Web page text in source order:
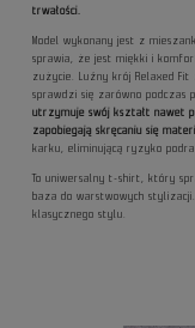
trwałości.
Model wykonany jest z
sprawia, że jest miękki i
zużycie. Luźny krój Relaxed
sprawdzi się zarówno podczas
utrzymuje swój kształt nawet
zapobiegają skręcaniu się
karku, eliminującą ryzyko
To uniwersalny t-shirt, który
baza do warstwowych
klasycznego stylu.